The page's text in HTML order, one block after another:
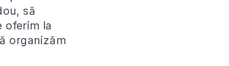
să
oferim la
organizăm